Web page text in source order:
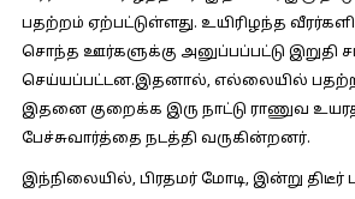
பதற்றம் ஏற்பட்டுள்ளது. உயிரிழந்த
சொந்த ஊர்களுக்கு அனுப்பப்பட்டு இறுதி
செய்யப்பட்டன.இதனால், எல்லையில் பதற்றம்
இதனை குறைக்க இரு நாட்டு ராணுவ
பேச்சுவார்த்தை நடத்தி வருகின்றனர்.
இந்நிலையில், பிரதமர் மோடி, இன்று